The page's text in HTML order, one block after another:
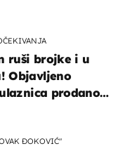
ruši brojke i u
Objavljeno
prodano
ĐOKOVIĆ"